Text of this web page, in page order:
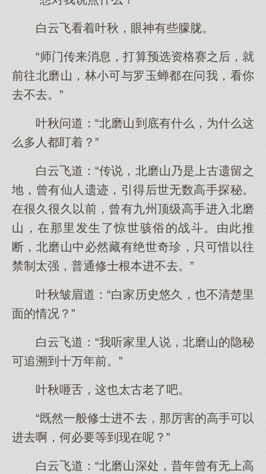
白云飞看着叶秋，眼神有些朦胧。
“师门传来消息，打算预选资格赛之后，就
前往北磨山，林小可与罗玉蝉都在问我，看你
去不去。”
叶秋问道：“北磨山到底有什么，为什么这
么多人都盯着？”
白云飞道：“传说，北磨山乃是上古遗留之
地，曾有仙人遗迹，引得后世无数高手探秘。
在很久很久以前，曾有九州顶级高手进入北磨
山，在那里发生了惊世骇俗的战斗。由此推
断，北磨山中必然藏有绝世奇珍，只可惜以往
禁制太强，普通修士根本进不去。”
叶秋皱眉道：“白家历史悠久，也不清楚里
面的情况？”
白云飞道：“我听家里人说，北磨山的隐秘
可追溯到十万年前。”
叶秋咂舌，这也太古老了吧。
“既然一般修士进不去，那厉害的高手可以
进去啊，何必要等到现在呢？”
白云飞道：“北磨山深处，昔年曾有无上高